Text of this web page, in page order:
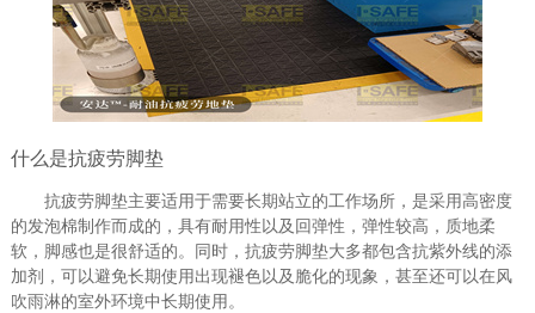
什么是抗疲劳脚垫
抗疲劳脚垫主要适用于需要长期站立的工作场所，是采用高密度
的发泡棉制作而成的，具有耐用性以及回弹性，弹性较高，质地柔
软，脚感也是很舒适的。同时，抗疲劳脚垫大多都包含抗紫外线的添
加剂，可以避免长期使用出现褪色以及脆化的现象，甚至还可以在风
吹雨淋的室外环境中长期使用。